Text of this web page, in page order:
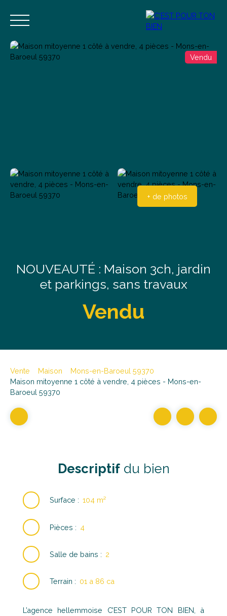
Vendu
+ de photos
NOUVEAUTÉ : Maison 3ch, jardin
et parkings, sans travaux
Vendu
Vente Maison
Mons-en-Baroeul 59370
Maison mitoyenne 1 côté à vendre, 4 pièces - Mons-en-
Baroeul 59370
Descriptifdu bien
Surface : 104 m²
Pièces : 4
Salle de bains : 2
Terrain : 01 a 86 ca
L’agence hellemmoise C’EST POUR TON BIEN, à